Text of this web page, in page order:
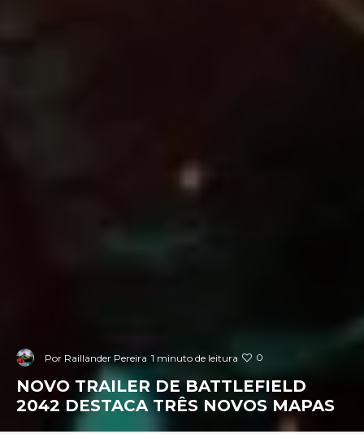
Por Raillander Pereira 1 minuto de leitura 0
NOVO TRAILER DE BATTLEFIELD
2042 DESTACA TRÊS NOVOS MAPAS